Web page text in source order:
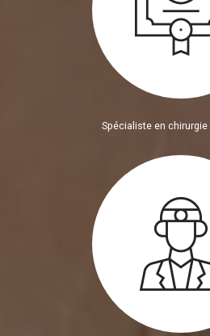
Spécialiste en chirurgie